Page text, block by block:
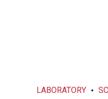
LABORATORY